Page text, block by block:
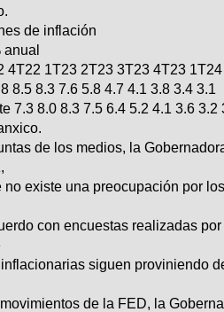
de inflación
anual
4T22 1T23 2T23 3T23 4T23
8.5 8.3 7.6 5.8 4.7 4.1 3.8 3.4 3.1
7.3 8.0 8.3 7.5 6.4 5.2 4.1 3.6 3.2
de los medios, la
no existe una preocupación por
con encuestas realizadas
siguen proviniendo
de la FED, la